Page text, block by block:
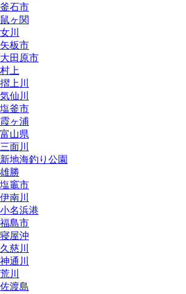
釜石市
鼠ヶ関
女川
矢板市
大田原市
村上
摺上川
気仙川
塩釜市
霞ヶ浦
富山県
三面川
新地海釣り公園
雄勝
塩竈市
伊南川
小名浜港
福島市
寝屋沖
久慈川
神通川
荒川
佐渡島